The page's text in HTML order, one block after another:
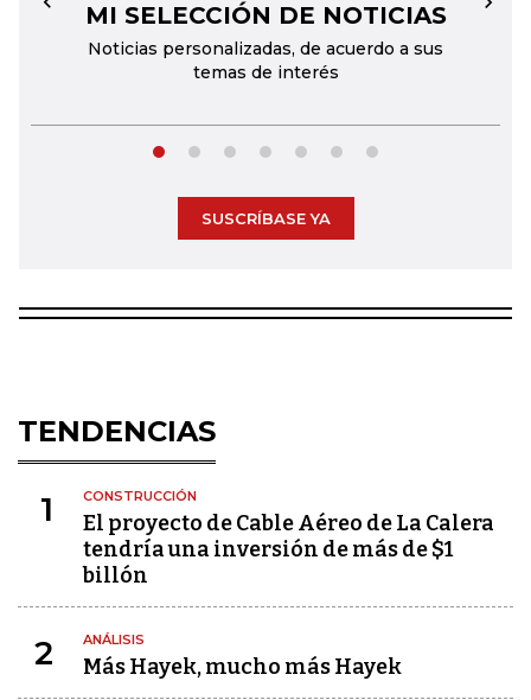
MI SELECCIÓN DE NOTICIAS
Noticias personalizadas, de acuerdo a sus
temas de interés
← →
SUSCRÍBASE YA
TENDENCIAS
1 CONSTRUCCIÓN
El proyecto de Cable Aéreo de La Calera
tendría una inversión de más de $1
billón
2 ANÁLISIS
Más Hayek, mucho más Hayek